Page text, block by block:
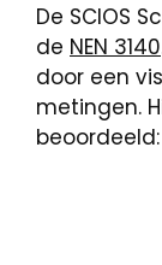
De SCIOS
de NEN 3140
door een
metingen.
beoordeeld: